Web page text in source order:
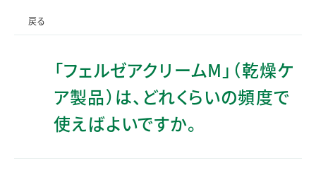
戻る
「フェルゼアクリームM」（乾燥ケ
ア製品）は、どれくらいの頻度で
使えばよいですか。